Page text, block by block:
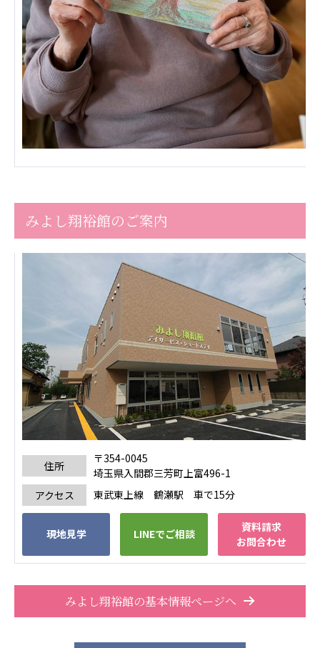
株式会社エネクト 株式会社 G.com R＆M
海外
海外グループ会社
美迪克（上海）商务咨询有限公司
共生（大連）商務諮詢有限公司
台灣善合股份有限公司
Angkor-Japan Friendship International
NGO共生の家
広州谷豊園
みよし翔裕館のご案内
住所
〒354-0045
埼玉県入間郡三芳町上富496-1
アクセス
東武東上線 鶴瀬駅 車で15分
現地見学 LINEでご相談
資料請求
お問合わせ
みよし翔裕館の基本情報ページへ